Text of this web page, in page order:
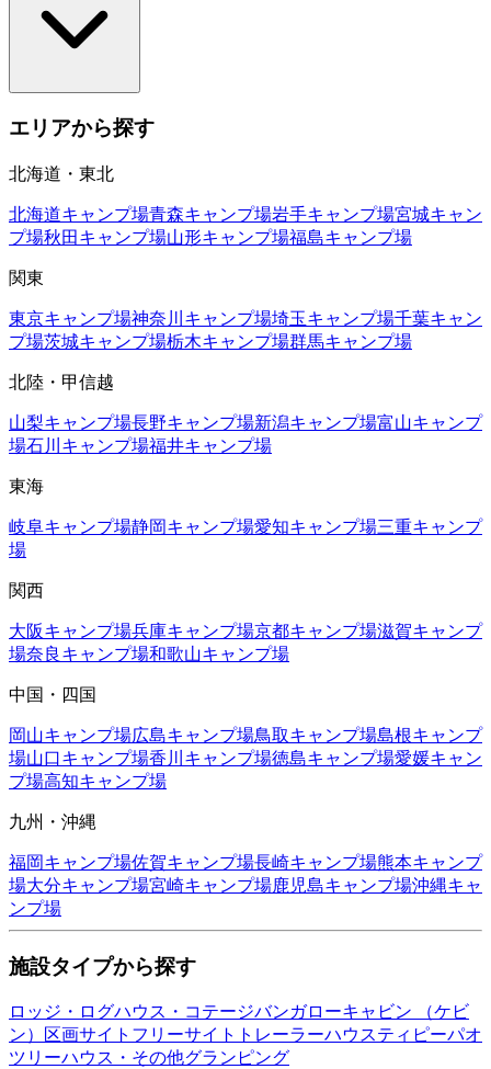
エリアから探す
北海道・東北
北海道キャンプ場青森キャンプ場岩手キャンプ場宮城キャン
プ場秋田 キャンプ場山形キャンプ場福島キャンプ場
関東
東京キャンプ場神奈川 キャンプ場埼玉キャンプ場千葉キャン
プ場茨城キャンプ場栃木キャンプ場群馬キャンプ場
北陸・甲信越
山梨キャンプ場長野キャンプ場新潟キャンプ場富山キャンプ
場石川 キャンプ場福井キャンプ場
東海
岐阜キャンプ場静岡キャンプ場愛知キャンプ場三重キャンプ
場
関西
大阪キャンプ場兵庫キャンプ場京都キャンプ場滋賀キャンプ
場奈良 キャンプ場和歌山キャンプ場
中国・四国
岡山キャンプ場広島キャンプ場鳥取キャンプ場島根キャンプ
場山口キャンプ場香川 キャンプ場徳島キャンプ場愛媛キャン
プ場高知キャンプ場
九州・沖縄
福岡キャンプ場佐賀キャンプ場長崎キャンプ場熊本キャンプ
場大分キャンプ場宮崎キャンプ場鹿児島キャンプ場沖縄キャ
ンプ場
施設タイプから探す
ロッジ・ログハウス・コテージバンガローキャビン （ケビ
ン）
区画サイト フリーサイト トレーラーハウスティピーパオ
ツリーハウス・その他グランピング